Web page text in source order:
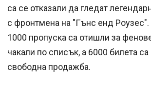
са се отказали да гледат
с фронтмена на "Гънс енд Роузес".
1000 пропуска са отишли за
чакали по списък, а 6000 билета са
свободна продажба.